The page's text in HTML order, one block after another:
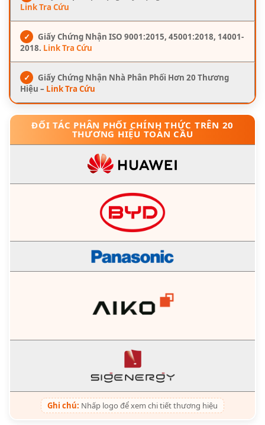
Link Tra Cứu
✓
Giấy Chứng Nhận ISO 9001:2015, 45001:2018, 14001-
2018. Link Tra Cứu
✓
Giấy Chứng Nhận Nhà Phân Phối Hơn 20 Thương
Hiệu – Link Tra Cứu
ĐỐI TÁC PHÂN PHỐI CHÍNH THỨC TRÊN 20
THƯƠNG HIỆU TOÀN CẦU
Ghi chú: Nhấp logo để xem chi tiết thương hiệu